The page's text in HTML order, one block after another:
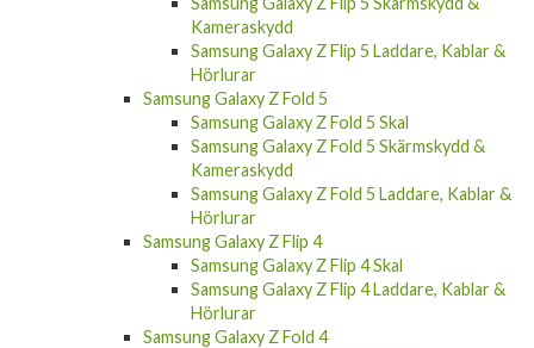
Kameraskydd
Samsung Galaxy Z Flip 5 Laddare, Kablar &
Hörlurar
Samsung Galaxy Z Fold 5
Samsung Galaxy Z Fold 5 Skal
Samsung Galaxy Z Fold 5 Skärmskydd &
Kameraskydd
Samsung Galaxy Z Fold 5 Laddare, Kablar &
Hörlurar
Samsung Galaxy Z Flip 4
Samsung Galaxy Z Flip 4 Skal
Samsung Galaxy Z Flip 4 Laddare, Kablar &
Hörlurar
Samsung Galaxy Z Fold 4